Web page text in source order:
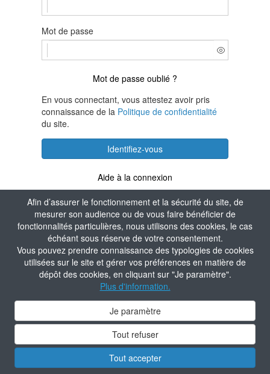
Afin d’assurer le fonctionnement et la sécurité du site, de
mesurer son audience ou de vous faire bénéficier de
fonctionnalités particulières, nous utilisons des cookies, le cas
échéant sous réserve de votre consentement.
Vous pouvez prendre connaissance des typologies de cookies
utilisées sur le site et gérer vos préférences en matière de
dépôt des cookies, en cliquant sur "Je paramètre".
Plus d'information.
Je paramètre
Tout refuser
Tout accepter
Mot de passe
Mot de passe oublié ?
En vous connectant, vous attestez avoir pris
connaissance de la Politique de confidentialité
du site.
Identifiez-vous
Aide à la connexion